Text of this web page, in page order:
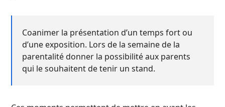
Coanimer la présentation d’un temps fort ou
d’une exposition. Lors de la semaine de la
parentalité donner la possibilité aux parents
qui le souhaitent de tenir un stand.